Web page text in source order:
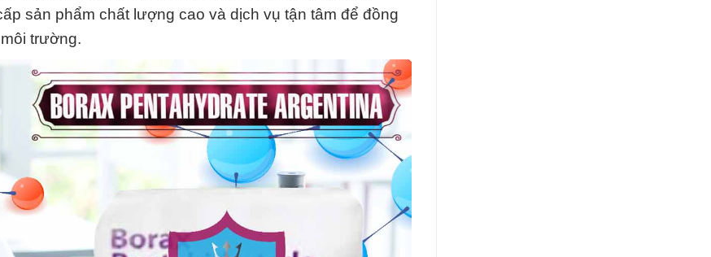
sản phẩm chất lượng cao và dịch vụ tận tâm để đồng
trường.